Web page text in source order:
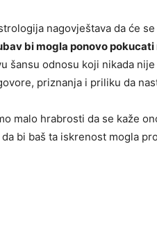
nagovještava da će
bi mogla ponovo
šansu odnosu koji nikada
priznanja i priliku da
malo hrabrosti da se kaže
bi baš ta iskrenost mogla